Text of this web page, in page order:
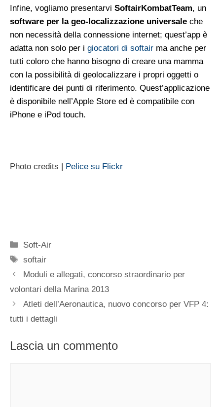
Infine, vogliamo presentarvi SoftairKombatTeam, un
software per la geo-localizzazione universale che
non necessità della connessione internet; quest’app è
adatta non solo per i giocatori di softair ma anche per
tutti coloro che hanno bisogno di creare una mamma
con la possibilità di geolocalizzare i propri oggetti o
identificare dei punti di riferimento. Quest’applicazione
è disponibile nell’Apple Store ed è compatibile con
iPhone e iPod touch.
Photo credits | Pelice su Flickr
Categorie
Soft-Air
Tag
softair
Moduli e allegati, concorso straordinario per
volontari della Marina 2013
Atleti dell’Aeronautica, nuovo concorso per VFP 4:
tutti i dettagli
Lascia un commento